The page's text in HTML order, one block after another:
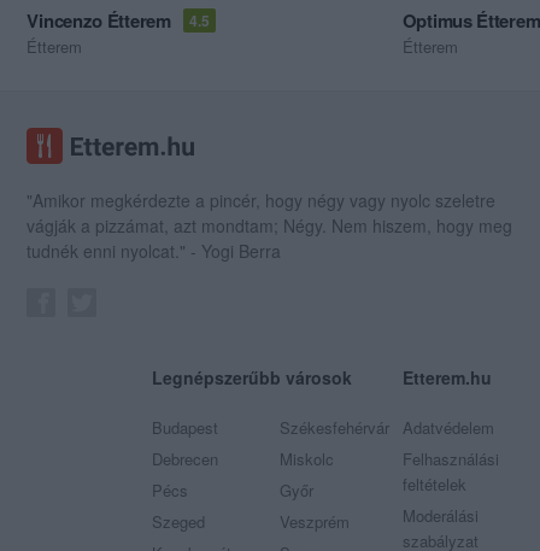
Vincenzo Étterem 4.5
Étterem
Optimus Étterem
Étterem
"Amikor megkérdezte a pincér, hogy négy vagy nyolc szeletre
vágják a pizzámat, azt mondtam; Négy. Nem hiszem, hogy meg
tudnék enni nyolcat." - Yogi Berra
Legnépszerűbb városok
Budapest
Debrecen
Pécs
Szeged
Székesfehérvár
Miskolc
Győr
Veszprém
Etterem.hu
Adatvédelem
Felhasználási
feltételek
Moderálási
szabályzat